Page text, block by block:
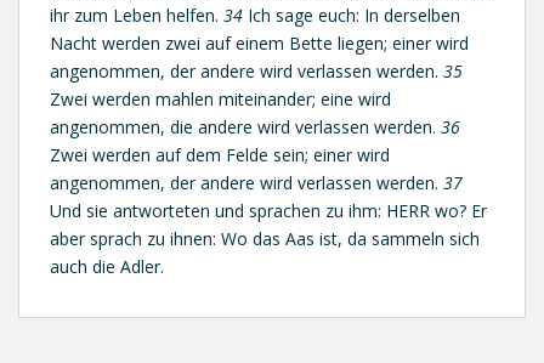
ihr zum Leben helfen. 34 Ich sage euch: In derselben
Nacht werden zwei auf einem Bette liegen; einer wird
angenommen, der andere wird verlassen werden. 35
Zwei werden mahlen miteinander; eine wird
angenommen, die andere wird verlassen werden. 36
Zwei werden auf dem Felde sein; einer wird
angenommen, der andere wird verlassen werden. 37
Und sie antworteten und sprachen zu ihm: HERR wo? Er
aber sprach zu ihnen: Wo das Aas ist, da sammeln sich
auch die Adler.